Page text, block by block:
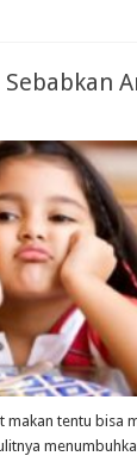
makan tentu bisa